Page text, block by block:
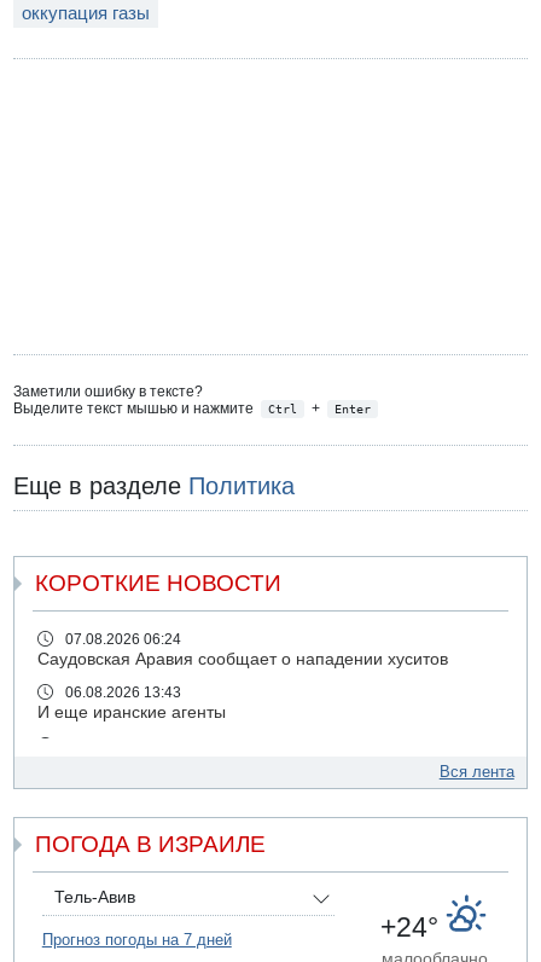
оккупация газы
Заметили ошибку в тексте?
Выделите текст мышью и нажмите
Ctrl + Enter
Еще в разделе Политика
КОРОТКИЕ НОВОСТИ
07.08.2026 06:24
Саудовская Аравия сообщает о нападении хуситов
06.08.2026 13:43
И еще иранские агенты
электрической компании
06.08.2026 13:07
Возле Кирьят-Арбы пожар на местности
06.08.2026 12:06
США не будут давить на Израиль в вопросе Ливана
Трое подростков ограбили сексшоп в Холоне
Вся лента
ПОГОДА В ИЗРАИЛЕ
Тель-Авив
Прогноз погоды на 7 дней
+24°